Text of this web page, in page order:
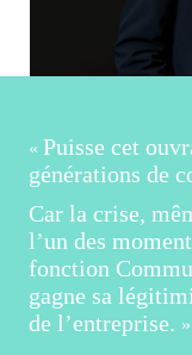
« Puisse cet
générations de
Car la crise,
l’un des
fonction
gagne sa
de l’entreprise. »